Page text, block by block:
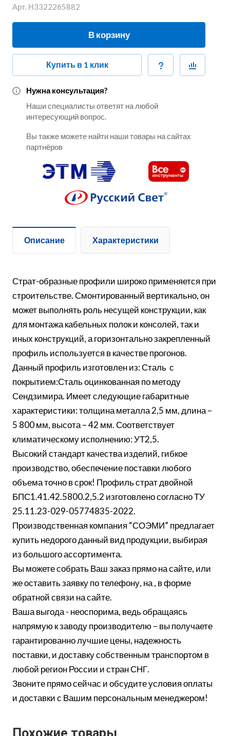
Арт. Н3322265882
В корзину
Купить в 1 клик
Нужна консультация?
Наши специалисты ответят на любой
интересующий вопрос.
Вы также можете найти наши товары на сайтах
партнёров
Описание Характеристики
Страт-образные профили широко применяется при
строительстве. Смонтированный вертикально, он
может выполнять роль несущей конструкции, как
для монтажа кабельных полок и консолей, так и
иных конструкций, а горизонтально закрепленный
профиль используется в качестве прогонов.
Данный профиль изготовлен из: Сталь с
покрытием:Сталь оцинкованная по методу
Сендзимира. Имеет следующие габаритные
характеристики: толщина металла 2,5 мм, длина –
5 800 мм, высота – 42 мм. Соответствует
климатическому исполнению: УТ2,5.
Высокий стандарт качества изделий, гибкое
производство, обеспечение поставки любого
объема точно в срок! Профиль страт двойной
БПС1.41.42.5800.2,5.2 изготовлено согласно ТУ
25.11.23-029-05774835-2022.
Производственная компания “СОЭМИ” предлагает
купить недорого данный вид продукции, выбирая
из большого ассортимента.
Вы можете собрать Ваш заказ прямо на сайте, или
же оставить заявку по телефону, на , в форме
обратной связи на сайте.
Ваша выгода - неоспорима, ведь обращаясь
напрямую к заводу производителю – вы получаете
гарантированно лучшие цены, надежность
поставки, и доставку собственным транспортом в
любой регион России и стран СНГ.
Звоните прямо сейчас и обсудите условия оплаты
и доставки с Вашим персональным менеджером!